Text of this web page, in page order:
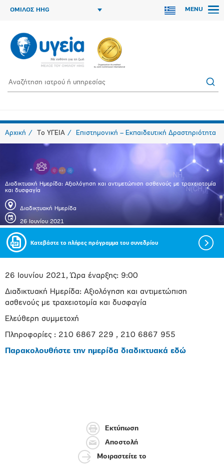
ΟΜΙΛΟΣ HHG MENU
Αρχική Το ΥΓΕΙΑ Επιστημονική – Εκπαιδευτική Δραστηριότητα
Διαδικτυακή Ημερίδα: Αξιολόγηση και αντιμετώπιση ασθενούς με τραχειοτομία
και δυσφαγία
Διαδικτυακή Ημερίδα
26 Ιουνίου 2021
Κατεβάστε το πλήρες πρόγραμμα του συνεδρίου
26 Ιουνίου 2021, Ώρα έναρξης: 9:00
Διαδικτυακή Ημερίδα: Αξιολόγηση και αντιμετώπιση
ασθενούς με τραχειοτομία και δυσφαγία
Ελεύθερη συμμετοχή
Πληροφορίες : 210 6867 229 , 210 6867 955
Παρακολουθήστε την ημερίδα διαδικτυακά εδώ
Εκτύπωση
Αποστολή
Μοιραστείτε το